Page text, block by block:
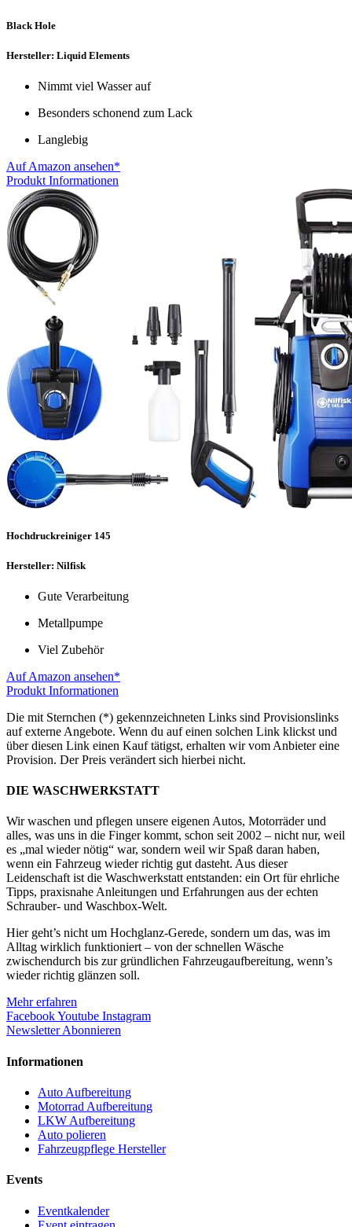
Black Hole
Hersteller: Liquid Elements
Nimmt viel Wasser auf
Besonders schonend zum Lack
Langlebig
Auf Amazon ansehen*
Produkt Informationen
Hochdruckreiniger 145
Hersteller: Nilfisk
Gute Verarbeitung
Metallpumpe
Viel Zubehör
Auf Amazon ansehen*
Produkt Informationen
Die mit Sternchen (*) gekennzeichneten Links sind Provisionslinks
auf externe Angebote. Wenn du auf einen solchen Link klickst und
über diesen Link einen Kauf tätigst, erhalten wir vom Anbieter eine
Provision. Der Preis verändert sich hierbei nicht.
DIE WASCHWERKSTATT
Wir waschen und pflegen unsere eigenen Autos, Motorräder und
alles, was uns in die Finger kommt, schon seit 2002 – nicht nur, weil
es „mal wieder nötig“ war, sondern weil wir Spaß daran haben,
wenn ein Fahrzeug wieder richtig gut dasteht. Aus dieser
Leidenschaft ist die Waschwerkstatt entstanden: ein Ort für ehrliche
Tipps, praxisnahe Anleitungen und Erfahrungen aus der echten
Schrauber- und Waschbox-Welt.
Hier geht’s nicht um Hochglanz-Gerede, sondern um das, was im
Alltag wirklich funktioniert – von der schnellen Wäsche
zwischendurch bis zur gründlichen Fahrzeugaufbereitung, wenn’s
wieder richtig glänzen soll.
Mehr erfahren
FacebookYoutube Instagram
Newsletter Abonnieren
Informationen
Auto Aufbereitung
Motorrad Aufbereitung
LKW Aufbereitung
Auto polieren
Fahrzeugpflege Hersteller
Events
Eventkalender